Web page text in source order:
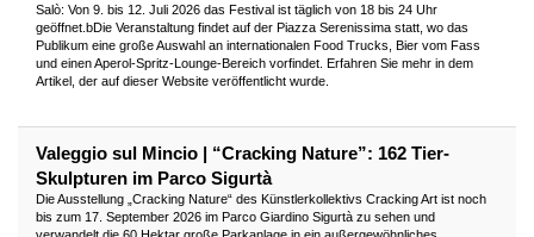
Salò: Von 9. bis 12. Juli 2026 das Festival ist täglich von 18 bis 24 Uhr
geöffnet.bDie Veranstaltung findet auf der Piazza Serenissima statt, wo das
Publikum eine große Auswahl an internationalen Food Trucks, Bier vom Fass
und einen Aperol-Spritz-Lounge-Bereich vorfindet. Erfahren Sie mehr in dem
Artikel, der auf dieser Website veröffentlicht wurde.
Valeggio sul Mincio | “Cracking Nature”: 162 Tier-
Skulpturen im Parco Sigurtà
Die Ausstellung „Cracking Nature“ des Künstlerkollektivs Cracking Art ist noch
bis zum 17. September 2026 im Parco Giardino Sigurtà zu sehen und